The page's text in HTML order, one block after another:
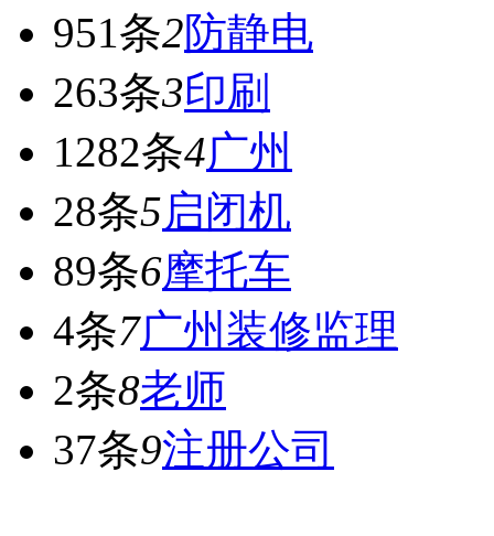
951条2防静电
263条3印刷
1282条4广州
28条5启闭机
89条6摩托车
4条7广州装修监理
2条8老师
37条9注册公司